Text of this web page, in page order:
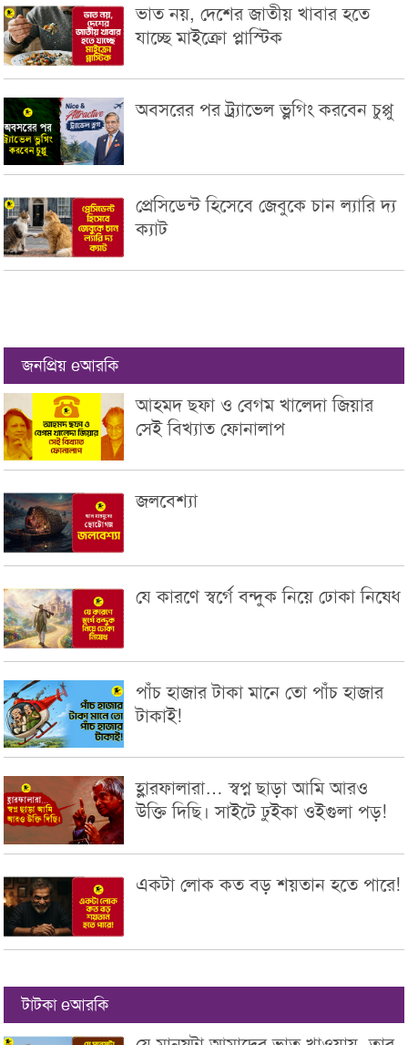
ভাত নয়, দেশের জাতীয় খাবার হতে
যাচ্ছে মাইক্রো প্লাস্টিক
অবসরের পর ট্র্যাভেল ভ্লগিং করবেন চুপ্পু
প্রেসিডেন্ট হিসেবে জেবুকে চান ল্যারি দ্য
ক্যাট
জনপ্রিয় eআরকি
আহমদ ছফা ও বেগম খালেদা জিয়ার
সেই বিখ্যাত ফোনালাপ
জলবেশ্যা
যে কারণে স্বর্গে বন্দুক নিয়ে ঢোকা নিষেধ
পাঁচ হাজার টাকা মানে তো পাঁচ হাজার
টাকাই!
হ্লারফালারা… স্বপ্ন ছাড়া আমি আরও
উক্তি দিছি। সাইটে ঢুইকা ওইগুলা পড়!
একটা লোক কত বড় শয়তান হতে পারে!
টাটকা eআরকি